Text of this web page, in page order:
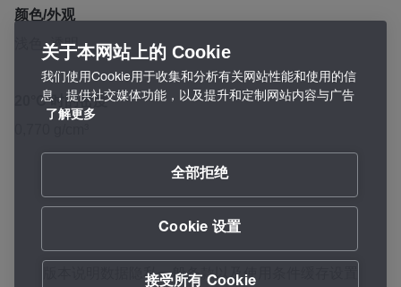
颜色/外观
浅色, 透明
20°C 时的密度
数据隐私一般条款以及使用条件
关于本网站上的 Cookie
我们使用Cookie用于收集和分析有关网站性能和使用的信
息，提供社交媒体功能，以及提升和定制网站内容与广告
了解更多
全部拒绝
Cookie 设置
接受所有 Cookie